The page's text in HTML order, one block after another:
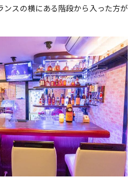
ンスの横にある階段から入った方が